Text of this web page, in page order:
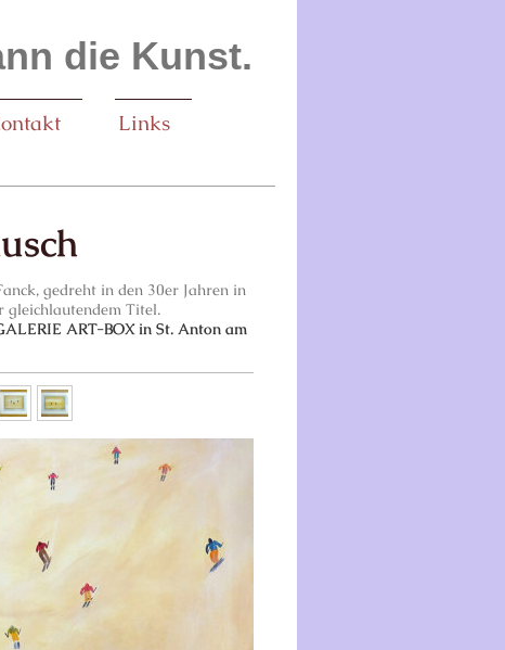
die Kunst.
Links
gedreht in den 30er Jahren in
gleichlautendem Titel.
ART-BOX in St. Anton am